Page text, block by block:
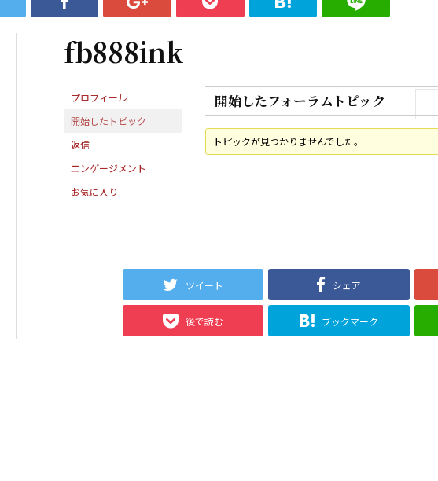
fb888ink
プロフィール
開始したトピック
返信
エンゲージメント
お気に入り
開始したフォーラムトピック
トピックが見つかりませんでした。
ツイート シェア
後で読む ブックマーク